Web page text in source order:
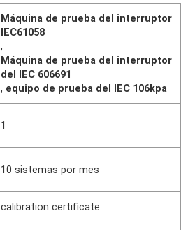
Máquina de prueba del interruptor
IEC61058
,
Máquina de prueba del interruptor
del IEC 606691
, equipo de prueba del IEC 106kpa
1
10 sistemas por mes
calibration certificate